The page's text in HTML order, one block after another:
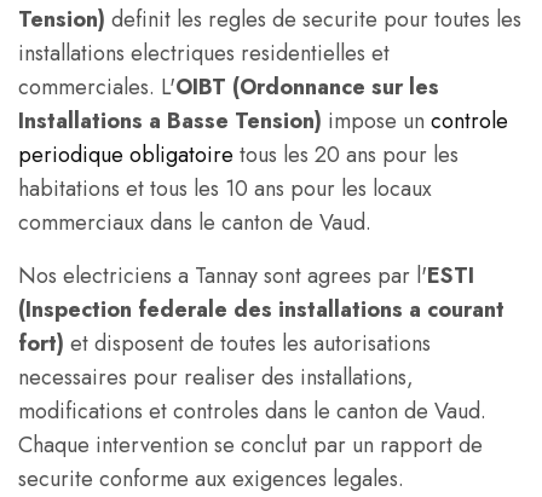
Tension) definit les regles de securite pour toutes les
installations electriques residentielles et
commerciales. L'OIBT (Ordonnance sur les
Installations a Basse Tension) impose un controle
periodique obligatoire tous les 20 ans pour les
habitations et tous les 10 ans pour les locaux
commerciaux dans le canton de Vaud.
Nos electriciens a Tannay sont agrees par l'ESTI
(Inspection federale des installations a courant
fort) et disposent de toutes les autorisations
necessaires pour realiser des installations,
modifications et controles dans le canton de Vaud.
Chaque intervention se conclut par un rapport de
securite conforme aux exigences legales.